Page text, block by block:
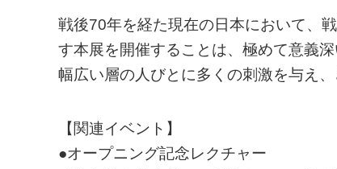
戦後70年を経た現在の日本において、
す本展を開催することは、極めて意義
幅広い層の人びとに多くの刺激を与え
【関連イベント】
●オープニング記念レクチャー